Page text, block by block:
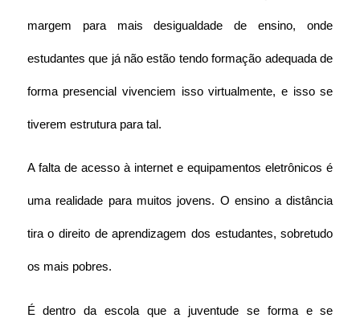
margem para mais desigualdade de ensino, onde
estudantes que já não estão tendo formação adequada de
forma presencial vivenciem isso virtualmente, e isso se
tiverem estrutura para tal.
A falta de acesso à internet e equipamentos eletrônicos é
uma realidade para muitos jovens. O ensino a distância
tira o direito de aprendizagem dos estudantes, sobretudo
os mais pobres.
É dentro da escola que a juventude se forma e se